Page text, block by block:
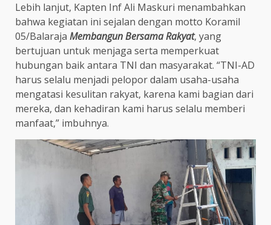
Lebih lanjut, Kapten Inf Ali Maskuri menambahkan
bahwa kegiatan ini sejalan dengan motto Koramil
05/Balaraja Membangun Bersama Rakyat, yang
bertujuan untuk menjaga serta memperkuat
hubungan baik antara TNI dan masyarakat. “TNI-AD
harus selalu menjadi pelopor dalam usaha-usaha
mengatasi kesulitan rakyat, karena kami bagian dari
mereka, dan kehadiran kami harus selalu memberi
manfaat,” imbuhnya.